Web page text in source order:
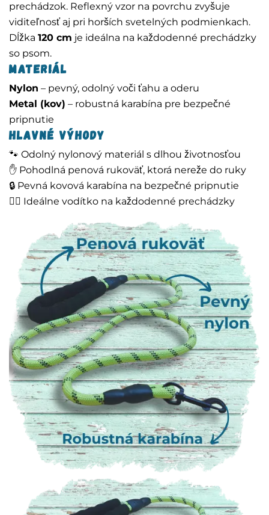
prechádzok. Reflexný vzor na povrchu zvyšuje
viditeľnosť aj pri horších svetelných podmienkach.
Dĺžka 120 cm je ideálna na každodenné prechádzky
so psom.
Materiál
Nylon – pevný, odolný voči ťahu a oderu
Metal (kov) – robustná karabína pre bezpečné
pripnutie
Hlavné výhody
🐾 Odolný nylonový materiál s dlhou životnosťou
✋ Pohodlná penová rukoväť, ktorá nereže do ruky
🔒 Pevná kovová karabína na bezpečné pripnutie
🚶‍♂️ Ideálne vodítko na každodenné prechádzky